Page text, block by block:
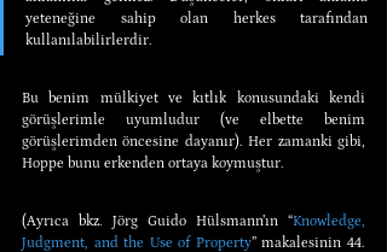
yeteneğine sahip olan herkes tarafından
kullanılabilirlerdir.
Bu benim mülkiyet ve kıtlık konusundaki kendi
görüşlerimle uyumludur (ve elbette benim
görüşlerimden öncesine dayanır). Her zamanki gibi,
Hoppe bunu erkenden ortaya koymuştur.
(Ayrıca bkz. Jörg Guido Hülsmann’ın “Knowledge,
Judgment, and the Use of Property” makalesinin 44.